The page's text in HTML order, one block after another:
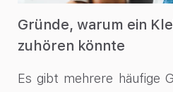
Gründe, warum ein
zuhören könnte
Es gibt mehrere häufige